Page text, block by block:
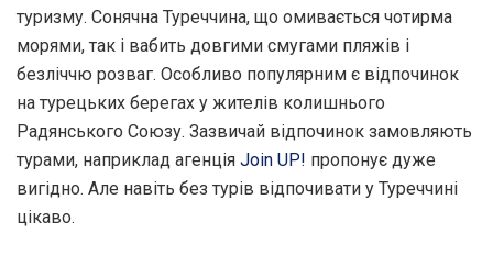
туризму. Сонячна Туреччина, що омивається чотирма
морями, так і вабить довгими смугами пляжів і
безліччю розваг. Особливо популярним є відпочинок
на турецьких берегах у жителів колишнього
Радянського Союзу. Зазвичай відпочинок замовляють
турами, наприклад агенція Join UP! пропонує дуже
вигідно. Але навіть без турів відпочивати у Туреччині
цікаво.